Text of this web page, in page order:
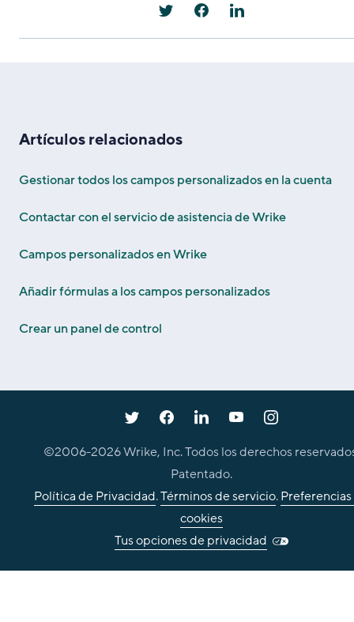
Artículos relacionados
Gestionar todos los campos personalizados en la cuenta
Contactar con el servicio de asistencia de Wrike
Campos personalizados en Wrike
Añadir fórmulas a los campos personalizados
Crear un panel de control
©2006-2026Wrike, Inc. Todos los derechos
Patentado.
Política de Privacidad.Términos de servicio.
cookies
Tus opciones de privacidad